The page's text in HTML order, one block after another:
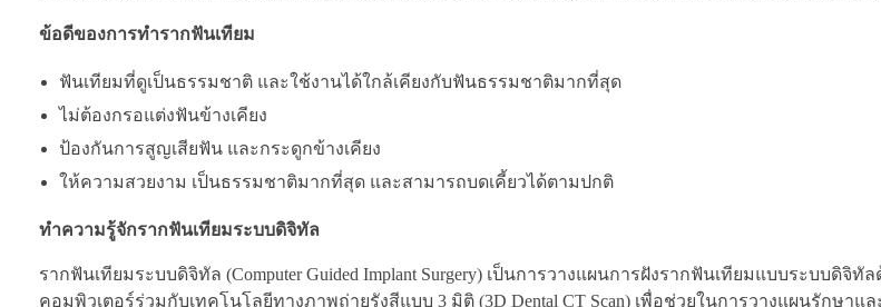
ข้อดีของการทำรากฟันเทียม
ฟันเทียมที่ดูเป็นธรรมชาติ และใช้งานได้ใกล้เคียงกับฟันธรรมชาติมากที่สุด
ไม่ต้องกรอแต่งฟันข้างเคียง
ป้องกันการสูญเสียฟัน และกระดูกข้างเคียง
ให้ความสวยงาม เป็นธรรมชาติมากที่สุด และสามารถบดเคี้ยวได้ตามปกติ
ทำความรู้จักรากฟันเทียมระบบดิจิทัล
รากฟันเทียมระบบดิจิทัล (Computer Guided Implant Surgery) เป็นการวางแผนการฝังรากฟันเทียมแบบระบบดิจิทั
คอมพิวเตอร์ร่วมกับเทคโนโลยีทางภาพถ่ายรังสีแบบ 3 มิติ (3D Dental CT Scan) เพื่อช่วยในการวางแผนรักษา